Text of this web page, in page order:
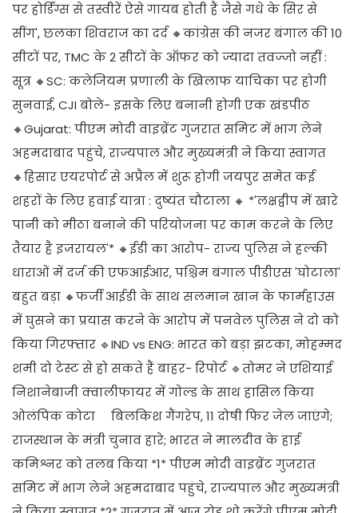
पर होर्डिंग्स से तस्वीरें ऐसे गायब होती हैं जैसे गधे के सिर से
सींग', छलका शिवराज का दर्द 🔸कांग्रेस की नजर बंगाल की 10
सीटों पर, TMC के 2 सीटों के ऑफर को ज्यादा तवज्जो नहीं :
सूत्र 🔸SC: कलेजियम प्रणाली के खिलाफ याचिका पर होगी
सुनवाई, CJI बोले- इसके लिए बनानी होगी एक खंडपीठ
🔸Gujarat: पीएम मोदी वाइब्रेंट गुजरात समिट में भाग लेने
अहमदाबाद पहुंचे, राज्यपाल और मुख्यमंत्री ने किया स्वागत
🔸हिसार एयरपोर्ट से अप्रैल में शुरू होगी जयपुर समेत कई
शहरों के लिए हवाई यात्रा : दुष्यंत चौटाला 🔸 *'लक्षद्वीप में खारे
पानी को मीठा बनाने की परियोजना पर काम करने के लिए
तैयार है इजरायल'* 🔸ईडी का आरोप- राज्य पुलिस ने हल्की
धाराओं में दर्ज की एफआईआर, पश्चिम बंगाल पीडीएस 'घोटाला'
बहुत बड़ा 🔸फर्जी आईडी के साथ सलमान खान के फार्महाउस
में घुसने का प्रयास करने के आरोप में पनवेल पुलिस ने दो को
किया गिरफ्तार 🔹IND vs ENG: भारत को बड़ा झटका, मोहम्मद
शमी दो टेस्ट से हो सकते हैं बाहर- रिपोर्ट 🔹तोमर ने एशियाई
निशानेबाजी क्वालीफायर में गोल्ड के साथ हासिल किया
ओलंपिक कोटा बिलकिश गैंगरेप, 11 दोषी फिर जेल जाएंगे;
राजस्थान के मंत्री चुनाव हारे; भारत ने मालदीव के हाई
कमिश्नर को तलब किया *1* पीएम मोदी वाइब्रेंट गुजरात
समिट में भाग लेने अहमदाबाद पहुंचे, राज्यपाल और मुख्यमंत्री